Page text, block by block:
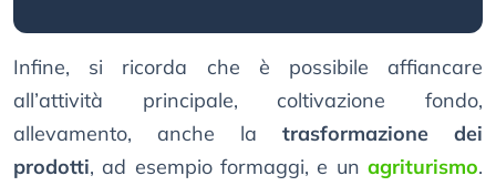
Infine, si ricorda che è possibile affiancare
all’attività principale, coltivazione fondo,
allevamento, anche la trasformazione dei
prodotti, ad esempio formaggi, e un agriturismo.